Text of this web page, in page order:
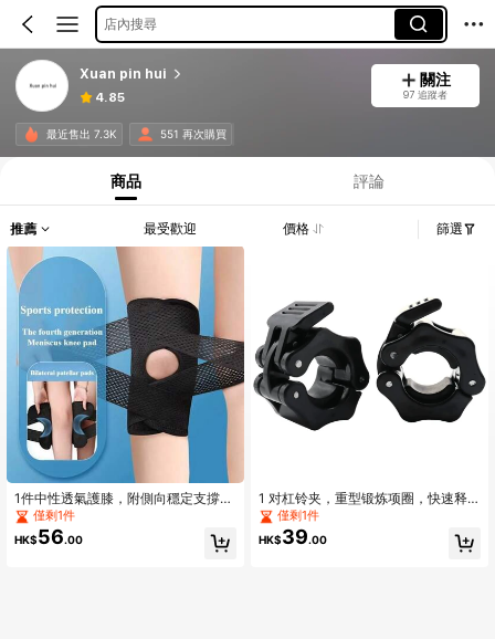
店內搜尋
Xuan pin hui
4.85
關注
97 追蹤者
最近售出 7.3K 551 再次購買
商品 評論
推薦 最受歡迎 價格 篩選
1件中性透氣護膝，附側向穩定支撐，
緩解半月板撕裂、膝蓋疼痛、ACL、
MCL、關節炎傷後恢復，彈性運動護
膝，第四代關節支撐壓力護膝，健身
僅剩1件
HK$56.00
1 对杠铃夹，重型锻炼项圈，快速释
放锁定专业杠铃片锁环夹，适用于锻
炼举重健身训练
僅剩1件
HK$39.00